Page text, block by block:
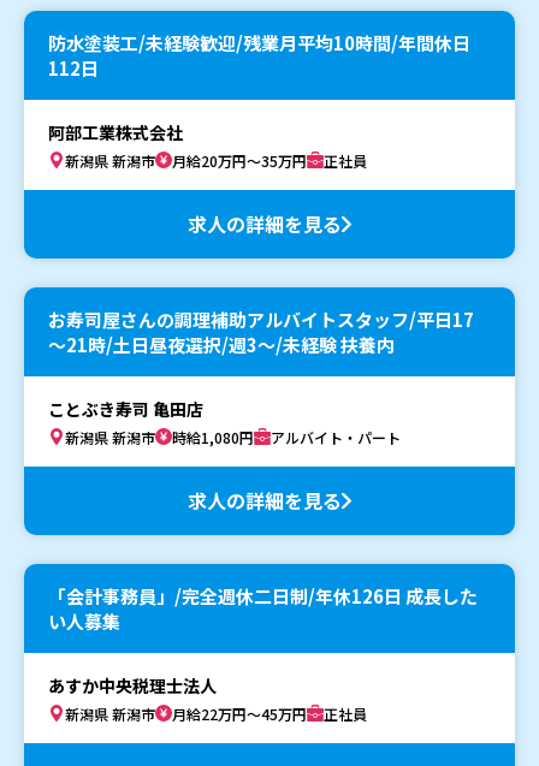
防水塗装工/未経験歓迎/残業月平均10時間/年間休日
112日
阿部工業株式会社
新潟県 新潟市 月給20万円～35万円 正社員
求人の詳細を見る
お寿司屋さんの調理補助アルバイトスタッフ/平日17
～21時/土日昼夜選択/週3～/未経験 扶養内
ことぶき寿司 亀田店
新潟県 新潟市 時給1,080円 アルバイト・パート
求人の詳細を見る
「会計事務員」/完全週休二日制/年休126日 成長した
い人募集
あすか中央税理士法人
新潟県 新潟市 月給22万円～45万円 正社員